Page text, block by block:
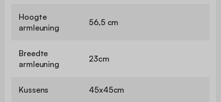
Hoogte
armleuning
56,5 cm
Breedte
armleuning
23cm
Kussens 45x45cm